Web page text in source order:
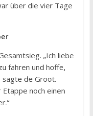
über die vier Tage
„Ich liebe
fahren und hoffe,
sagte de Groot.
Etappe noch einen